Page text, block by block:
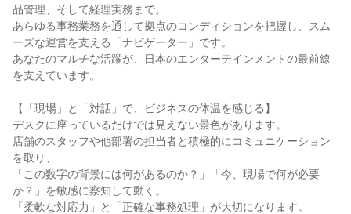
品管理、そして経理実務まで。
あらゆる事務業務を通して拠点のコンディションを把握し、スム
ーズな運営を支える「ナビゲーター」です。
あなたのマルチな活躍が、日本のエンターテインメントの最前線
を支えています。
【「現場」と「対話」で、ビジネスの体温を感じる】
デスクに座っているだけでは見えない景色があります。
店舗のスタッフや他部署の担当者と積極的にコミュニケーション
を取り、
「この数字の背景には何があるのか？」「今、現場で何が必要
か？」を敏感に察知して動く。
「柔軟な対応力」と「正確な事務処理」が大切になります。